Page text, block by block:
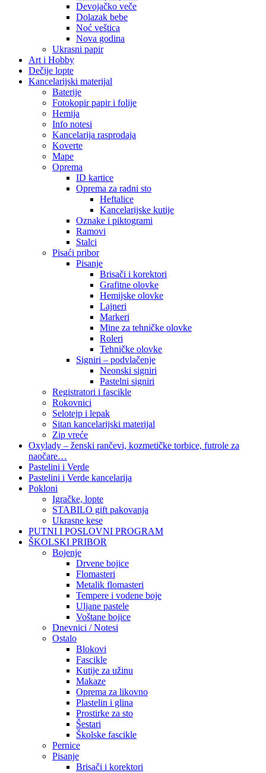
Devojačko veče
Dolazak bebe
Noć veštica
Nova godina
Ukrasni papir
Art i Hobby
Dečije lopte
Kancelarijski materijal
Baterije
Fotokopir papir i folije
Hemija
Info notesi
Kancelarija rasprodaja
Koverte
Mape
Oprema
ID kartice
Oprema za radni sto
Heftalice
Kancelarijske kutije
Oznake i piktogrami
Ramovi
Stalci
Pisaći pribor
Pisanje
Brisači i korektori
Grafitne olovke
Hemijske olovke
Lajneri
Markeri
Mine za tehničke olovke
Roleri
Tehničke olovke
Signiri – podvlačenje
Neonski signiri
Pastelni signiri
Registratori i fascikle
Rokovnici
Selotejp i lepak
Sitan kancelarijski materijal
Zip vreće
Oxylady – ženski rančevi, kozmetičke torbice, futrole za
naočare…
Pastelini i Verde
Pastelini i Verde kancelarija
Pokloni
Igračke, lopte
STABILO gift pakovanja
Ukrasne kese
PUTNI I POSLOVNI PROGRAM
ŠKOLSKI PRIBOR
Bojenje
Drvene bojice
Flomasteri
Metalik flomasteri
Tempere i vodene boje
Uljane pastele
Voštane bojice
Dnevnici / Notesi
Ostalo
Blokovi
Fascikle
Kutije za užinu
Makaze
Oprema za likovno
Plastelin i glina
Prostirke za sto
Šestari
Školske fascikle
Pernice
Pisanje
Brisači i korektori